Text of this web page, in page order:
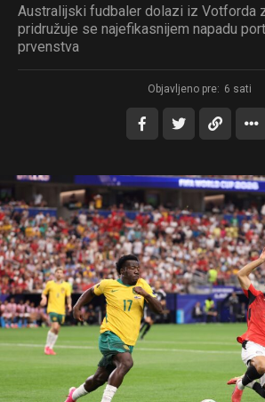
Australijski fudbaler dolazi iz Votforda
pridružuje se najefikasnijem napadu
prvenstva
Objavljeno pre: 6 sati